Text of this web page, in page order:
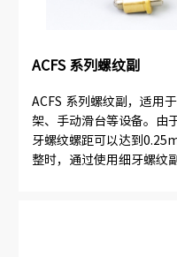
ACFS 系列螺纹副
ACFS 系列螺纹副，适用
架、手动滑台等设备。由
牙螺纹螺距可以达到
整时，通过使用细牙螺纹